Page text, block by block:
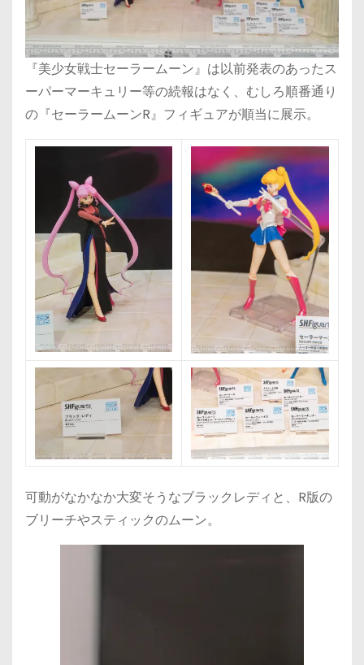
『美少女戦士セーラームーン』は以前発表のあったス
ーパーマーキュリー等の続報はなく、むしろ順番通り
の『セーラームーンR』フィギュアが順当に展示。
可動がなかなか大変そうなブラックレディと、R版の
ブリーチやスティックのムーン。